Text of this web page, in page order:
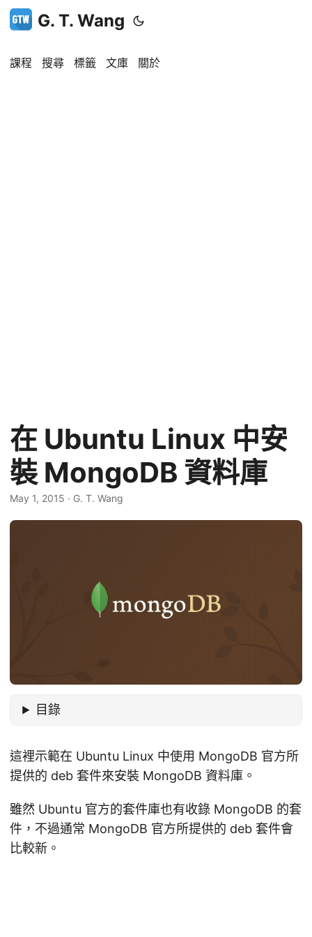
G. T. Wang
課程 搜尋 標籤 文庫 關於
在 Ubuntu Linux 中安
裝 MongoDB 資料庫
May 1, 2015 · G. T. Wang
目錄
這裡示範在 Ubuntu Linux 中使用 MongoDB 官方所
提供的 deb 套件來安裝 MongoDB 資料庫。
雖然 Ubuntu 官方的套件庫也有收錄 MongoDB 的套
件，不過通常 MongoDB 官方所提供的 deb 套件會
比較新。